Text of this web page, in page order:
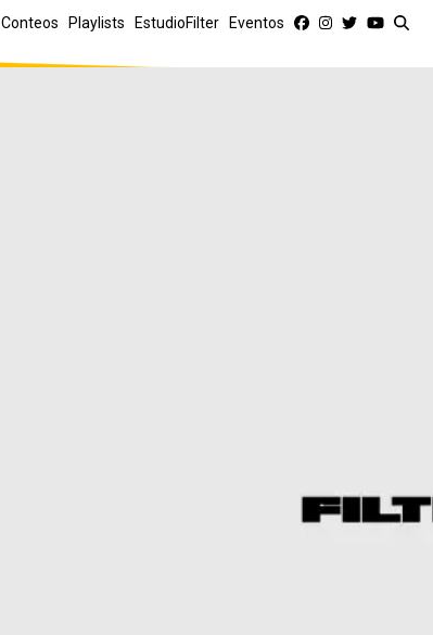
Conteos Playlists EstudioFilter Eventos